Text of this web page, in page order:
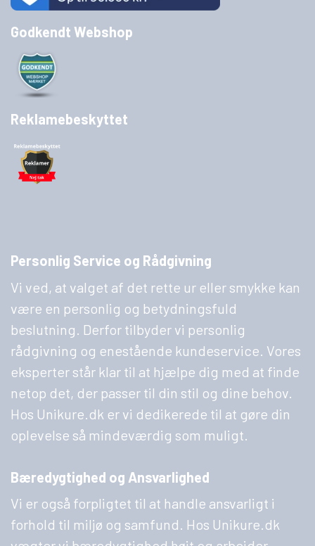
Godkendt Webshop
Reklamebeskyttet
Personlig Service og Rådgivning
Vi ved, at valget af det rette ur eller smykke kan
være en personlig og betydningsfuld
beslutning. Derfor tilbyder vi personlig
rådgivning og enestående kundeservice. Vores
eksperter står klar til at hjælpe dig med at finde
netop det, der passer til din stil og dine behov.
Hos Unikure.dk er vi dedikerede til at gøre din
oplevelse så mindeværdig som muligt.
Bæredygtighed og Ansvarlighed
Vi er også forpligtet til at handle ansvarligt i
forhold til miljø og samfund. Hos Unikure.dk